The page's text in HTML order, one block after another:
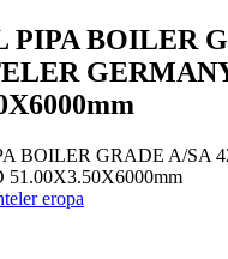
PIPA BOILER
BOILER GRADE A/SA